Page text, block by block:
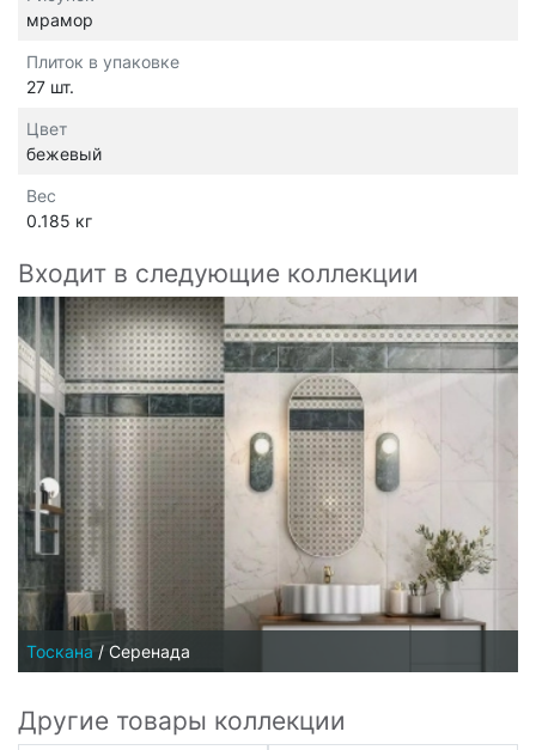
мрамор
Плиток в упаковке
27 шт.
Цвет
бежевый
Вес
0.185 кг
Входит в следующие коллекции
Тоскана / Серенада
Другие товары коллекции